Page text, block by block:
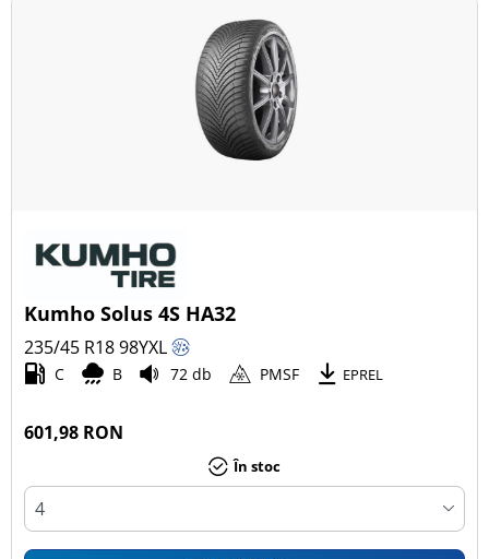
Kumho Solus 4S HA32
235/45 R1898YXL
C B 72 db PMSF EPREL
601,98 RON
În stoc